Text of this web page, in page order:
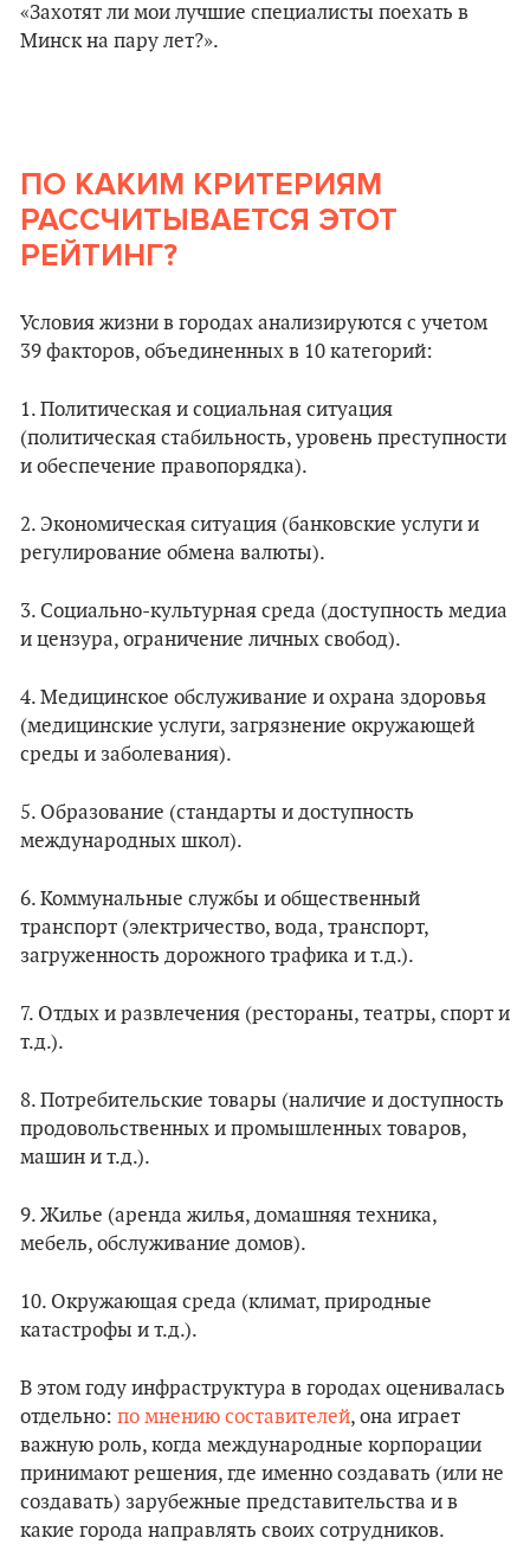
«Захотят ли мои лучшие специалисты поехать в
Минск на пару лет?».
ПО КАКИМ КРИТЕРИЯМ
РАССЧИТЫВАЕТСЯ ЭТОТ
РЕЙТИНГ?
Условия жизни в городах анализируются с учетом
39 факторов, объединенных в 10 категорий:
1. Политическая и социальная ситуация
(политическая стабильность, уровень преступности
и обеспечение правопорядка).
2. Экономическая ситуация (банковские услуги и
регулирование обмена валюты).
3. Социально-культурная среда (доступность медиа
и цензура, ограничение личных свобод).
4. Медицинское обслуживание и охрана здоровья
(медицинские услуги, загрязнение окружающей
среды и заболевания).
5. Образование (стандарты и доступность
международных школ).
6. Коммунальные службы и общественный
транспорт (электричество, вода, транспорт,
загруженность дорожного трафика и т.д.).
7. Отдых и развлечения (рестораны, театры, спорт и
т.д.).
8. Потребительские товары (наличие и доступность
продовольственных и промышленных товаров,
машин и т.д.).
9. Жилье (аренда жилья, домашняя техника,
мебель, обслуживание домов).
10. Окружающая среда (климат, природные
катастрофы и т.д.).
В этом году инфраструктура в городах оценивалась
отдельно: по мнению составителей, она играет
важную роль, когда международные корпорации
принимают решения, где именно создавать (или не
создавать) зарубежные представительства и в
какие города направлять своих сотрудников.